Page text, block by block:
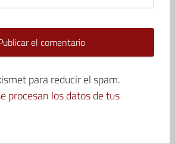
para reducir el spam.
procesan los datos de tus